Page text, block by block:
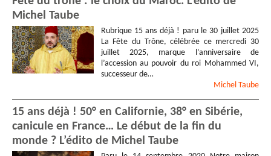
Michel Taube
Rubrique 15 ans déjà ! paru le 30 juillet 2025
La Fête du Trône, célébrée ce mercredi 30
juillet 2025, marque l’anniversaire de
l’accession au pouvoir du roi Mohammed VI,
successeur de…
Michel Taube
15 ans déjà ! 50° en Californie, 38° en Sibérie,
canicule en France… Le début de la fin du
monde ? L’édito de Michel Taube